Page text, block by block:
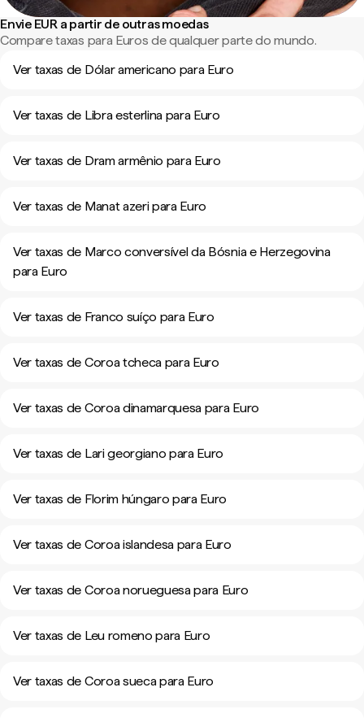
Envie EUR a partir de outras moedas
Compare taxas para Euros de qualquer parte do mundo.
Ver taxas de Dólar americano para Euro
Ver taxas de Libra esterlina para Euro
Ver taxas de Dram armênio para Euro
Ver taxas de Manat azeri para Euro
Ver taxas de Marco conversível da Bósnia e Herzegovina
para Euro
Ver taxas de Franco suíço para Euro
Ver taxas de Coroa tcheca para Euro
Ver taxas de Coroa dinamarquesa para Euro
Ver taxas de Lari georgiano para Euro
Ver taxas de Florim húngaro para Euro
Ver taxas de Coroa islandesa para Euro
Ver taxas de Coroa norueguesa para Euro
Ver taxas de Leu romeno para Euro
Ver taxas de Coroa sueca para Euro